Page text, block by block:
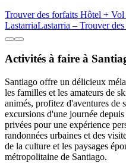
Trouver des forfaits Hôtel + Vol
LastarriaLastarria – Trouver des
Activités à faire à
Santiago offre un délicieux
les familles et les amateurs de
animés, profitez d'aventures de
excursions d'une journée
privées pour une expérience
randonnées urbaines et des
de la culture et les paysages
métropolitaine de Santiago.